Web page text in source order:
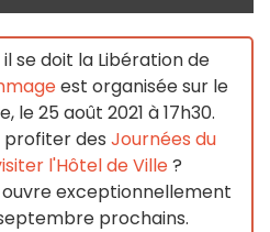
se doit la Libération de
est organisée sur le
le 25 août 2021 à 17h30.
profiter des Journées du
l'Hôtel de Ville?
exceptionnellement
prochains.